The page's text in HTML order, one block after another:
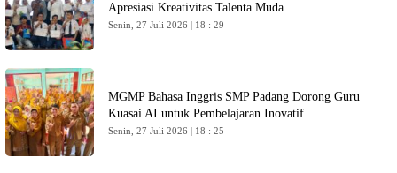
Apresiasi Kreativitas Talenta Muda
Senin, 27 Juli 2026 | 18 : 29
MGMP Bahasa Inggris SMP Padang Dorong Guru
Kuasai AI untuk Pembelajaran Inovatif
Senin, 27 Juli 2026 | 18 : 25